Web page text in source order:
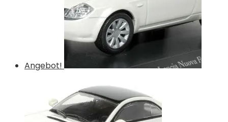
Angebot!